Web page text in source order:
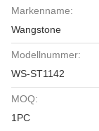
Markenname:
Wangstone
Modellnummer:
WS-ST1142
MOQ:
1PC